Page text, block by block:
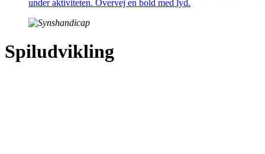
under aktiviteten. Overvej en bold med lyd.
Spiludvikling